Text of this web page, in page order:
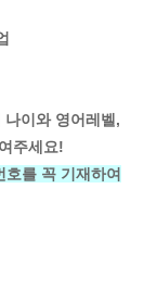
이와 영어레벨,
주세요!
호를 꼭 기재하여